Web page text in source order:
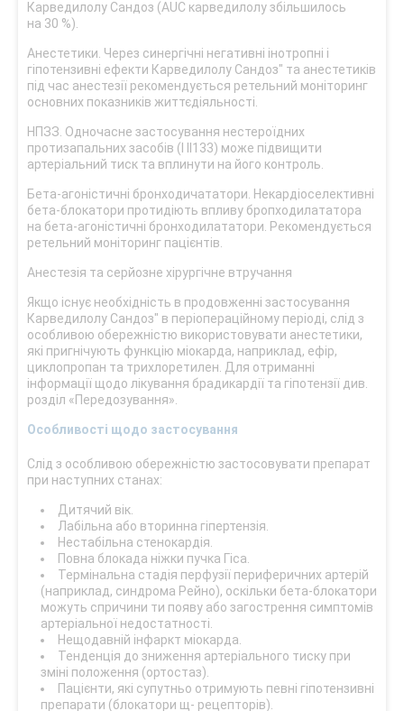
Карведилолу Сандоз (AUC карведилолу збільшилось
на 30 %).
Анестетики. Через синергічні негативні інотропні і
гіпотензивні ефекти Карведилолу Сандоз" та анестетиків
під час анестезії рекомендується ретельний моніторинг
основних показників життєдіяльності.
НПЗЗ. Одночасне застосування нестероїдних
протизапальних засобів (I II133) може підвищити
артеріальний тиск та вплинути на його контроль.
Бета-агоністичні бронходичататори. Некардіоселективні
бета-блокатори протидіють впливу бропходилататора
на бета-агоністичні бронходилататори. Рекомендується
ретельний моніторинг пацієнтів.
Анестезія та серйозне хірургічне втручання
Якщо існує необхідність в продовженні застосування
Карведилолу Сандоз" в періопераційному періоді, слід з
особливою обережністю використовувати анестетики,
які пригнічують функцію міокарда, наприклад, ефір,
циклопропан та трихлоретилен. Для отриманні
інформації щодо лікування брадикардії та гіпотензії див.
розділ «Передозування».
Особливості щодо застосування
Слід з особливою обережністю застосовувати препарат
при наступних станах:
Дитячий вік.
Лабільна або вторинна гіпертензія.
Нестабільна стенокардія.
Повна блокада ніжки пучка Гіса.
Термінальна стадія перфузії периферичних артерій
(наприклад, синдрома Рейно), оскільки бета-блокатори
можуть спричини ти появу або загострення симптомів
артеріальної недостатності.
Нещодавній інфаркт міокарда.
Тенденція до зниження артеріального тиску при
зміні положення (ортостаз).
Пацієнти, які супутньо отримують певні гіпотензивні
препарати (блокатори щ- рецепторів).